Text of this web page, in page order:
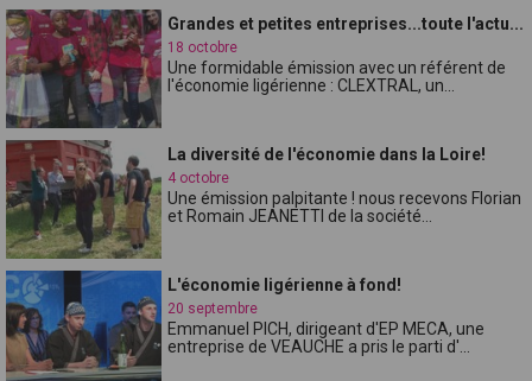
Grandes et petites entreprises...toute l'actu...
18 octobre
Une formidable émission avec un référent de
l'économie ligérienne : CLEXTRAL, un...
La diversité de l'économie dans la Loire!
4 octobre
Une émission palpitante ! nous recevons Florian
et Romain JEANETTI de la société...
L'économie ligérienne à fond!
20 septembre
Emmanuel PICH, dirigeant d'EP MECA, une
entreprise de VEAUCHE a pris le parti d'...